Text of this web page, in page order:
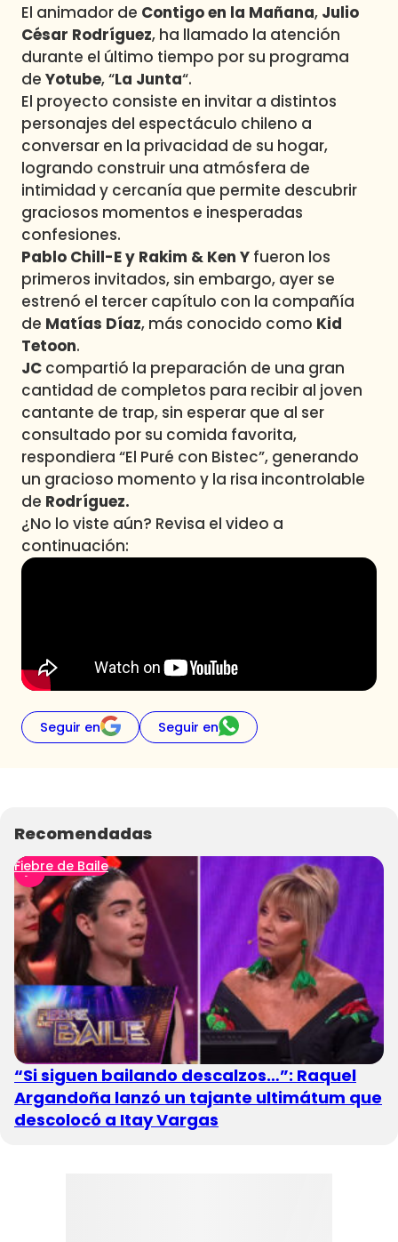
El animador de Contigo en la Mañana, Julio
César Rodríguez, ha llamado la atención
durante el último tiempo por su programa
de Yotube, “La Junta“.
El proyecto consiste en invitar a distintos
personajes del espectáculo chileno a
conversar en la privacidad de su hogar,
logrando construir una atmósfera de
intimidad y cercanía que permite descubrir
graciosos momentos e inesperadas
confesiones.
Pablo Chill-E y Rakim & Ken Y fueron los
primeros invitados, sin embargo, ayer se
estrenó el tercer capítulo con la compañía
de Matías Díaz, más conocido como Kid
Tetoon.
JC compartió la preparación de una gran
cantidad de completos para recibir al joven
cantante de trap, sin esperar que al ser
consultado por su comida favorita,
respondiera “El Puré con Bistec”, generando
un gracioso momento y la risa incontrolable
de Rodríguez.
¿No lo viste aún? Revisa el video a
continuación:
Seguir en Seguir en
Recomendadas
Fiebre de Baile
“Si siguen bailando descalzos…”: Raquel
Argandoña lanzó un tajante ultimátum que
descolocó a Itay Vargas